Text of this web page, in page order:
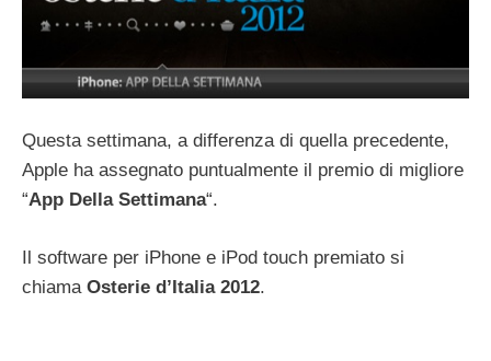
Questa settimana, a differenza di quella precedente,
Apple ha assegnato puntualmente il premio di migliore
“App Della Settimana“.
Il software per iPhone e iPod touch premiato si
chiama Osterie d’Italia 2012.